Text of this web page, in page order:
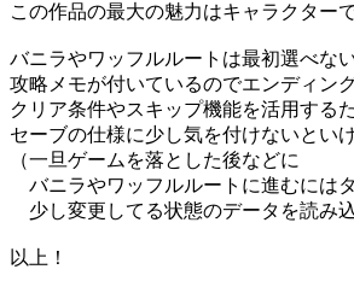
この作品の最大の魅力はキャラクター
バニラやワッフルルートは最初選べな
攻略メモが付いているのでエンディン
クリア条件やスキップ機能を活用する
セーブの仕様に少し気を付けないとい
（一旦ゲームを落とした後などに
バニラやワッフルルートに進むには
少し変更してる状態のデータを読み込
以上！